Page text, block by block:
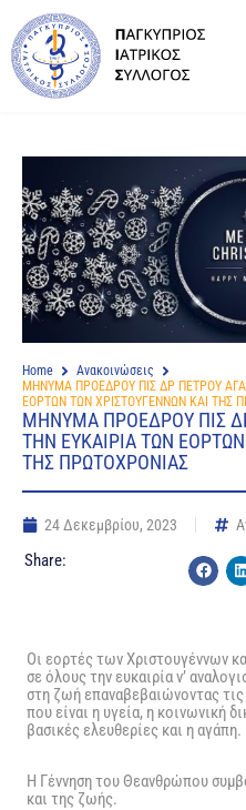
Home
Ανακοινώσεις
ΜΗΝΥΜΑ ΠΡΟΕΔΡΟΥ ΠΙΣ ΔΡ ΠΕΤΡΟΥ
ΕΟΡΤΩΝ ΤΩΝ ΧΡΙΣΤΟΥΓΕΝΝΩΝ ΚΑΙ ΤΗΣ
ΜΗΝΥΜΑ ΠΡΟΕΔΡΟΥ ΠΙΣ
ΤΗΝ ΕΥΚΑΙΡΙΑ ΤΩΝ
ΤΗΣ ΠΡΩΤΟΧΡΟΝΙΑΣ
24 Δεκεμβρίου, 2023
Share:
Οι εορτές των Χριστουγέννων
σε όλους την ευκαιρία ν’
στη ζωή επαναβεβαιώνοντας
που είναι η υγεία, η κοινωνική
βασικές ελευθερίες και η αγάπη.
Η Γέννηση του Θεανθρώπου
και της ζωής.